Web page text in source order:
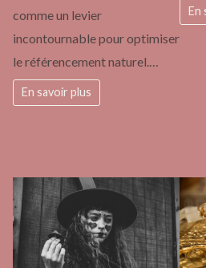
comme un levier
incontournable pour optimiser
le référencement naturel.…
En savoir plus
En